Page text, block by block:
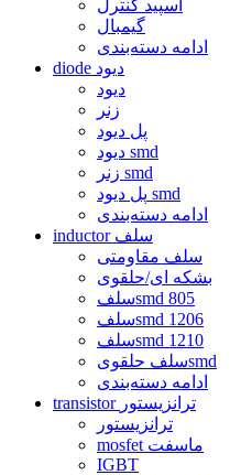
اسپید کنترل
گیمبال
ادامه دسته‌بندی
diode دیود
دیود
زنر
پل دیود
دیود smd
زنر smd
پل دیود smd
ادامه دسته‌بندی
inductor سلف
سلف مقاومتی
بشکه ای/حلقوی
سلفsmd 805
سلفsmd 1206
سلفsmd 1210
سلف حلقویsmd
ادامه دسته‌بندی
transistor ترانزیستور
ترانزیستور
mosfet ماسفت
IGBT